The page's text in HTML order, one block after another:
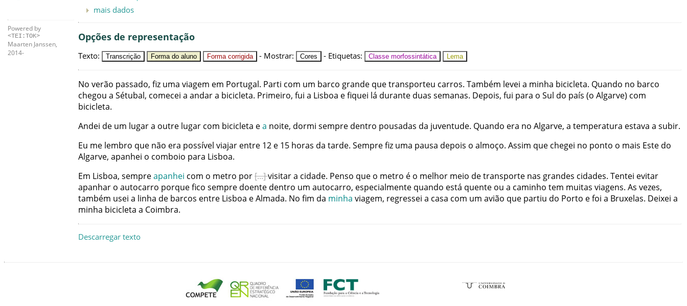
Powered by
<TEI:TOK>
Maarten Janssen,
2014-
mais dados
Opções de representação
Texto: Transcrição Forma do aluno Forma corrigida - Mostrar: Cores - Etiquetas: Classe morfossintática Lema
No verão passado, fiz uma viagem em Portugal. Parti com um barco grande quetransporteu carros. Também levei a minha bicicleta. Quando no barco
chegou a Sétubal, comecei a andara bicicleta. Primeiro, fui a Lisboa efiquei lá durante duas semanas. Depois, fui para o Sul do país (o Algarve) com
bicicleta.
Andei de um lugara outre lugar com bicicleta ea noite, dormi sempre dentro pousadas da juventude. Quando era no Algarve, a temperatura estava a subir.
Eu me lembro que não era possível viajar entre 12 e 15 horas da tarde. Semprefiz uma pausa depois o almoço. Assim que chegei no ponto o mais Este do
Algarve, apanhei o comboio para Lisboa.
Em Lisboa, sempreapanhei com o metro por visitara cidade. Penso que o metro é o melhor meio detransporte nas grandes cidades. Tentei evitar
apanhar o autocarro porquefico sempre doente dentro um autocarro, especialmente quando está quente ou a caminho tem muitas viagens. As vezes,
também usei a linha de barcos entre Lisboa eAlmada. No fim da minha viagem, regressei a casa com um avião que partiu do Porto efoi a Bruxelas. Deixei a
minha bicicleta a Coimbra.
Descarregar texto